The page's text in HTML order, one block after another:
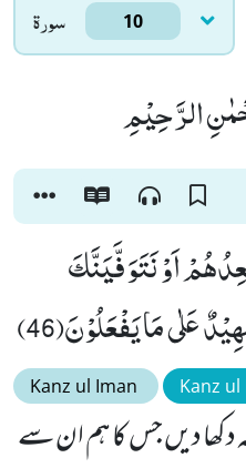
سورۃ 10
الرَّحِیْمِ
اَوْ نَتَوَفَّیَنَّكَ
عَلٰى مَا یَفْعَلُوْنَ(46)
Kanz ul Iman Kanz ul
دکھا دیں جس کا ہم ان سے